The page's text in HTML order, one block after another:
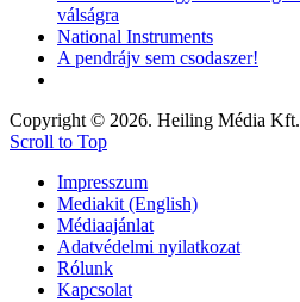
válságra
National Instruments
A pendrájv sem csodaszer!
Copyright © 2026. Heiling Média Kft.
Scroll to Top
Impresszum
Mediakit (English)
Médiaajánlat
Adatvédelmi nyilatkozat
Rólunk
Kapcsolat